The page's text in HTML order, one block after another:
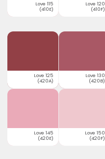
Love 115
(410E)
Love 120
(410F)
Love 125
(420A)
Love 130
(420B)
Love 145
(420E)
Love 150
(420F)